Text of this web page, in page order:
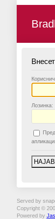
К
Лозинка:
П
Served by
Copyright ©
Powered by